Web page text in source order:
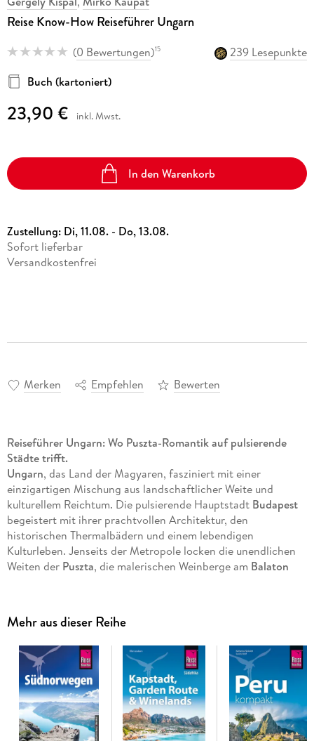
Reise Know-How Reiseführer Ungarn
(0 Bewertungen)15
239 Lesepunkte
Buch (kartoniert)
23,90 € inkl. Mwst.
In den Warenkorb
Zustellung: Di, 11.08. - Do, 13.08.
Sofort lieferbar
Versandkostenfrei
Merken Empfehlen Bewerten
Reiseführer Ungarn: Wo Puszta-Romantik auf pulsierende
Städte trifft.
Ungarn, das Land der Magyaren, fasziniert mit einer
einzigartigen Mischung aus landschaftlicher Weite und
kulturellem Reichtum. Die pulsierende Hauptstadt Budapest
begeistert mit ihrer prachtvollen Architektur, den
historischen Thermalbädern und einem lebendigen
Kulturleben. Jenseits der Metropole locken die unendlichen
Weiten der Puszta, die malerischen Weinberge am Balaton
Wanderung durch die sanften Hügel des Nordens - Ungarn
bietet unvergessliche Erlebnisse.
Das steckt in unserem Reiseführer Ungarn:
Übersichtsseiten mit Beschreibungen aller Regionen
Budapest und Umgebung, Westungarn, Balaton (Plattensee)
und Umgebung, Südungarn sowie Nord- und Ostungarn.
- Praktische Reisetipps von A-Z
- Eine Jahresübersicht zu Festen und Veranstaltungen
Mehr aus dieser Reihe